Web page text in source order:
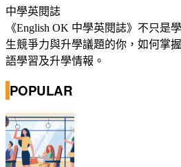
中學英閱誌
《English OK 中學英閱誌》不只是
生競爭力與升學議題的你，如何掌
語學習及升學情報。
POPULAR